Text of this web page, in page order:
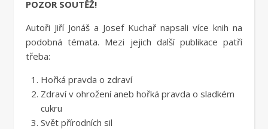
POZOR SOUTĚŽ!
Autoři Jiří Jonáš a Josef Kuchař napsali více knih na
podobná témata. Mezi jejich další publikace patří
třeba:
Hořká pravda o zdraví
Zdraví v ohrožení aneb hořká pravda o sladkém
cukru
Svět přírodních sil